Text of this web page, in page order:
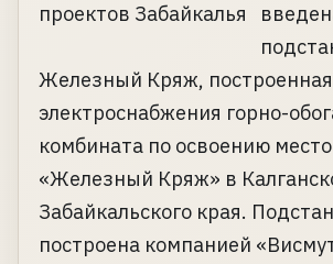
Железный Кряж,
электроснабжения горно-
комбината по освоению
«Железный Кряж» в
Забайкальского края.
построена компанией